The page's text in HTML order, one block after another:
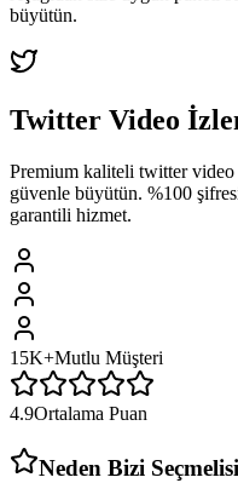
büyütün.
Twitter Video
Premium kaliteli twitter video
güvenle büyütün. %100
garantili hizmet.
15K+Mutlu Müşteri
4.9Ortalama Puan
Neden Bizi